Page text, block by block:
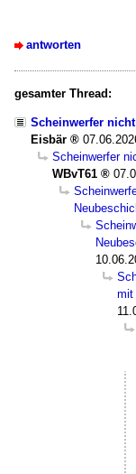
antworten
gesamter Thread:
Scheinwerfer
Eisbär
Scheinwerfer
WBvT61
mit